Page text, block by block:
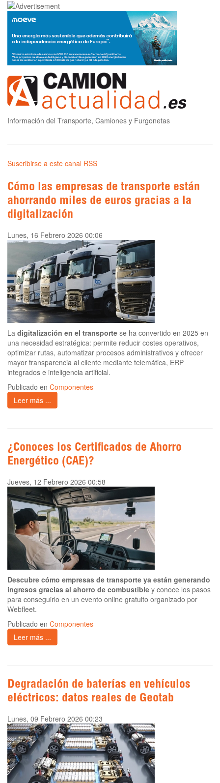
Información del Transporte, Camiones y Furgonetas
Suscribirse a este canal RSS
Cómo las empresas de transporte están
ahorrando miles de euros gracias a la
digitalización
Lunes, 16 Febrero 2026 00:06
La digitalización en el transporte se ha convertido en 2025 en
una necesidad estratégica: permite reducir costes operativos,
optimizar rutas, automatizar procesos administrativos y ofrecer
mayor transparencia al cliente mediante telemática, ERP
integrados e inteligencia artificial.
Publicado en Componentes
Leer más ...
¿Conoces los Certificados de Ahorro
Energético (CAE)?
Jueves, 12 Febrero 2026 00:58
Descubre cómo empresas de transporte ya están generando
ingresos gracias al ahorro de combustible y conoce los pasos
para conseguirlo en un evento online gratuito organizado por
Webfleet.
Publicado en Componentes
Leer más ...
Degradación de baterías en vehículos
eléctricos: datos reales de Geotab
Lunes, 09 Febrero 2026 00:23